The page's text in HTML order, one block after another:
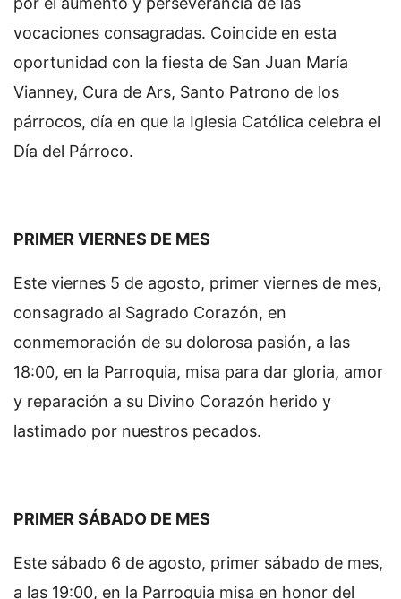
vocaciones consagradas. Coincide en esta
oportunidad con la fiesta de San Juan María
Vianney, Cura de Ars, Santo Patrono de los
párrocos, día en que la Iglesia Católica celebra el
Día del Párroco.
PRIMER VIERNES DE MES
Este viernes 5 de agosto, primer viernes de mes,
consagrado al Sagrado Corazón, en
conmemoración de su dolorosa pasión, a las
18:00, en la Parroquia, misa para dar gloria, amor
y reparación a su Divino Corazón herido y
lastimado por nuestros pecados.
PRIMER SÁBADO DE MES
Este sábado 6 de agosto, primer sábado de mes,
a las 19:00, en la Parroquia misa en honor del